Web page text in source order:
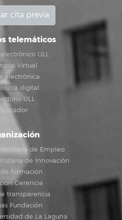
cita previa
telemáticos
ULL
Virtual
electrónica
digital
ULL
Buscador
de Empleo
de Innovación
formación
Gerencia
transparencia
Fundación
de La Laguna